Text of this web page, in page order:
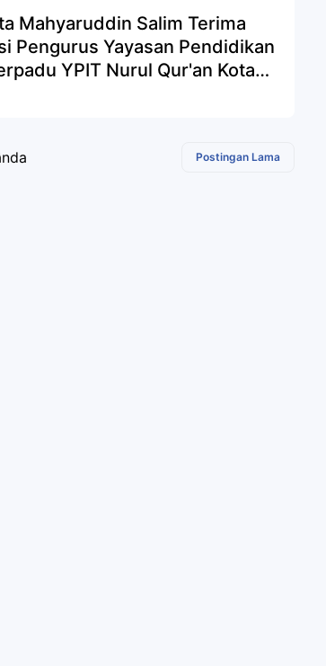
Mahyaruddin Salim Terima
Pengurus Yayasan Pendidikan
YPIT Nurul Qur'an Kota
Postingan Lama